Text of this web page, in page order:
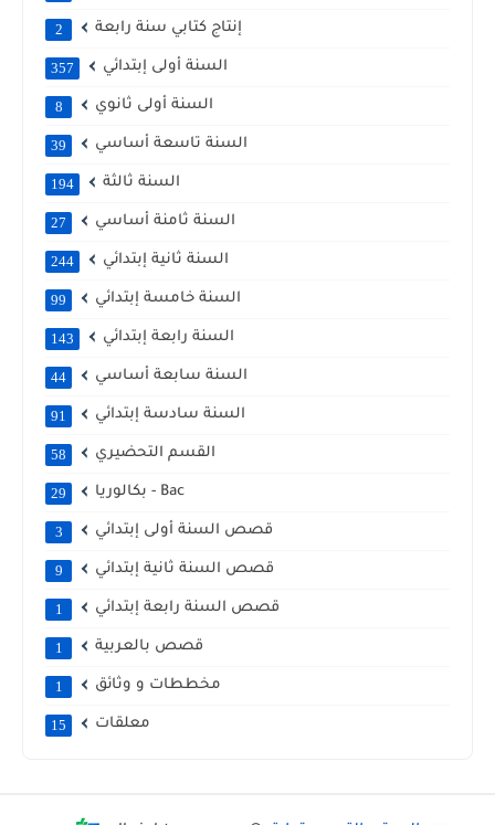
إنتاج كتابي سنة رابعة 2
السنة أولى إبتدائي 357
السنة أولى ثانوي 8
السنة تاسعة أساسي 39
السنة ثالثة 194
السنة ثامنة أساسي 27
السنة ثانية إبتدائي 244
السنة خامسة إبتدائي 99
السنة رابعة إبتدائي 143
السنة سابعة أساسي 44
السنة سادسة إبتدائي 91
القسم التحضيري 58
بكالوريا - Bac 29
قصص السنة أولى إبتدائي 3
قصص السنة ثانية إبتدائي 9
قصص السنة رابعة إبتدائي 1
قصص بالعربية 1
مخططات و وثائق 1
معلقات 15